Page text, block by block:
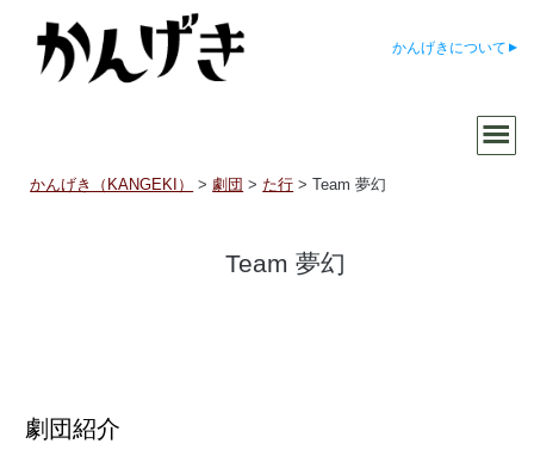
かんげきについて
かんげき（KANGEKI） >劇団 > た行 > Team 夢幻
Team 夢幻
劇団紹介